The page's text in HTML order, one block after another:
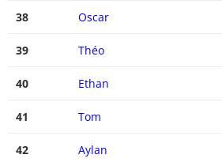
38 Oscar
39 Théo
40 Ethan
41 Tom
42 Aylan